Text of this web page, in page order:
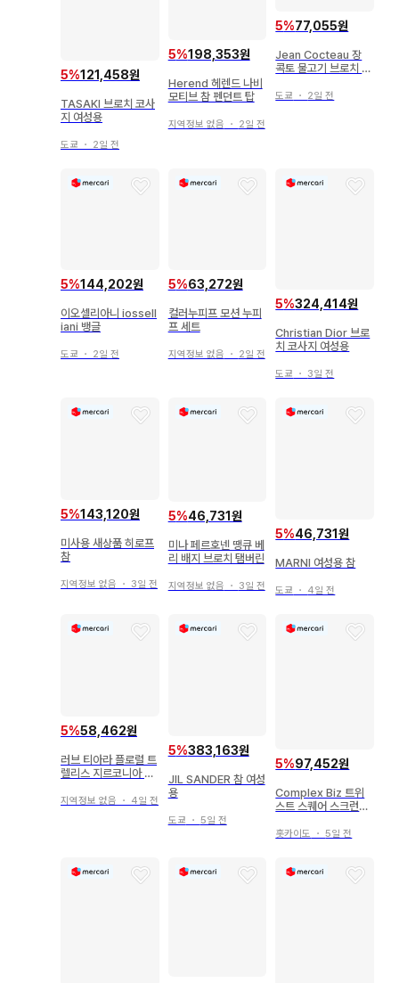
5%121,458원
TASAKI 브로치 코사
지 여성용
도쿄 ・ 2일 전
5%198,353원
Herend 헤렌드 나비
모티브 참 펜던트 탑
지역정보 없음 ・ 2일 전
5%77,055원
Jean Cocteau 장
콕토 물고기 브로치 박
도쿄 ・ 2일 전
5%144,202원
이오셀리아니 iossell
iani 뱅글
도쿄 ・ 2일 전
5%63,272원
컬러누피프 모션 누피
프 세트
지역정보 없음 ・ 2일 전
5%324,414원
Christian Dior 브로
치 코사지 여성용
도쿄 ・ 3일 전
5%143,120원
미사용 새상품 히로프
참
지역정보 없음 ・ 3일 전
5%46,731원
미나 페르호넨 땡큐 베
리 배지 브로치 탬버린
지역정보 없음 ・ 3일 전
5%46,731원
MARNI 여성용 참
도쿄 ・ 4일 전
5%58,462원
러브 티아라 플로럴 트
렐리스 지르코니아 티
지역정보 없음 ・ 4일 전
5%383,163원
JIL SANDER 참 여성
용
도쿄 ・ 5일 전
5%97,452원
Complex Biz 트위
스트 스퀘어 스크런치
홋카이도 ・5일 전